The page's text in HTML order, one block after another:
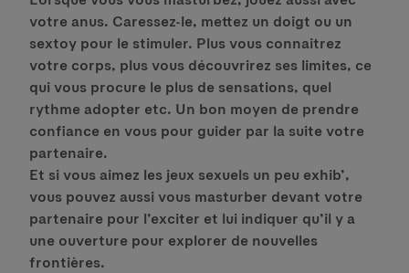
votre anus. Caressez-le, mettez un doigt ou un
sextoy pour le stimuler. Plus vous connaitrez
votre corps, plus vous découvrirez ses limites, ce
qui vous procure le plus de sensations, quel
rythme adopter etc. Un bon moyen de prendre
confiance en vous pour guider par la suite votre
partenaire.
Et si vous aimez les jeux sexuels un peu exhib’,
vous pouvez aussi vous masturber devant votre
partenaire pour l’exciter et lui indiquer qu’il y a
une ouverture pour explorer de nouvelles
frontières.